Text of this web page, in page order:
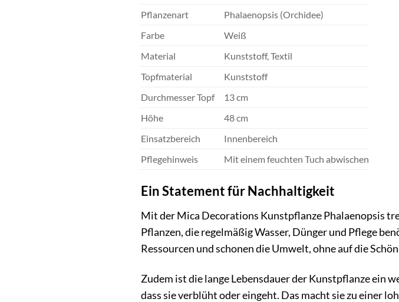
Pflanzenart
Phalaenopsis (Orchidee)
Farbe
Weiß
Material
Kunststoff, Textil
Topfmaterial
Kunststoff
Durchmesser Topf
13 cm
Höhe
48 cm
Einsatzbereich
Innenbereich
Pflegehinweis
Mit einem feuchten Tuch abwischen
Ein Statement für Nachhaltigkeit
Mit der Mica Decorations Kunstpflanze Phalaenopsis
Pflanzen, die regelmäßig Wasser, Dünger und Pflege
Ressourcen und schonen die Umwelt, ohne auf die
Zudem ist die lange Lebensdauer der Kunstpflanze ein
dass sie verblüht oder eingeht. Das macht sie zu einer